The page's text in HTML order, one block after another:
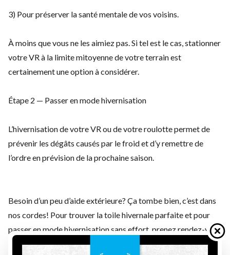
3) Pour préserver la santé mentale de vos voisins.
À moins que vous ne les aimiez pas. Si tel est le cas, stationner
votre VR à la limite mitoyenne de votre terrain est
certainement une option à considérer.
Étape 2 — Passer en mode hivernisation
L’hivernisation de votre VR ou de votre roulotte permet de
prévenir les dégâts causés par le froid et d’y remettre de
l’ordre en prévision de la prochaine saison.
Besoin d’un peu d’aide extérieure? Ça tombe bien, c’est dans
nos cordes! Pour trouver la toile hivernale parfaite et pour
passer en mode hivernisation sans effort, prenez rendez-vous
avec notre équipesans tarder.